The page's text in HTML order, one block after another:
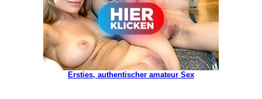
Ersties, authentischer amateur Sex